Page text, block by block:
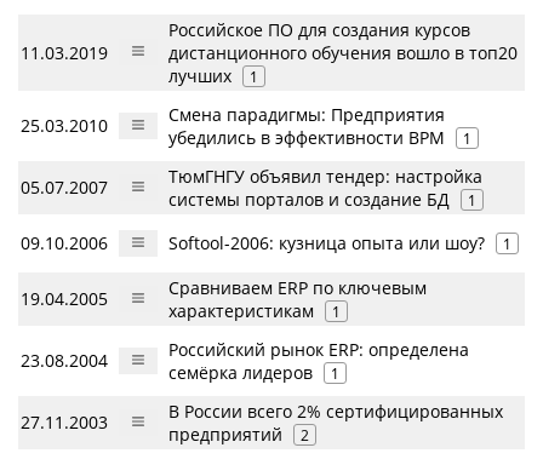
11.03.2019
Российское ПО для создания курсов
дистанционного обучения вошло в топ20
лучших
1
25.03.2010
Смена парадигмы: Предприятия
убедились в эффективности BPM
1
05.07.2007
ТюмГНГУ объявил тендер: настройка
системы порталов и создание БД
1
09.10.2006 Softool-2006: кузница опыта или шоу? 1
19.04.2005
Сравниваем ERP по ключевым
характеристикам
1
23.08.2004
Российский рынок ERP: определена
семёрка лидеров
1
27.11.2003
В России всего 2% сертифицированных
предприятий
2